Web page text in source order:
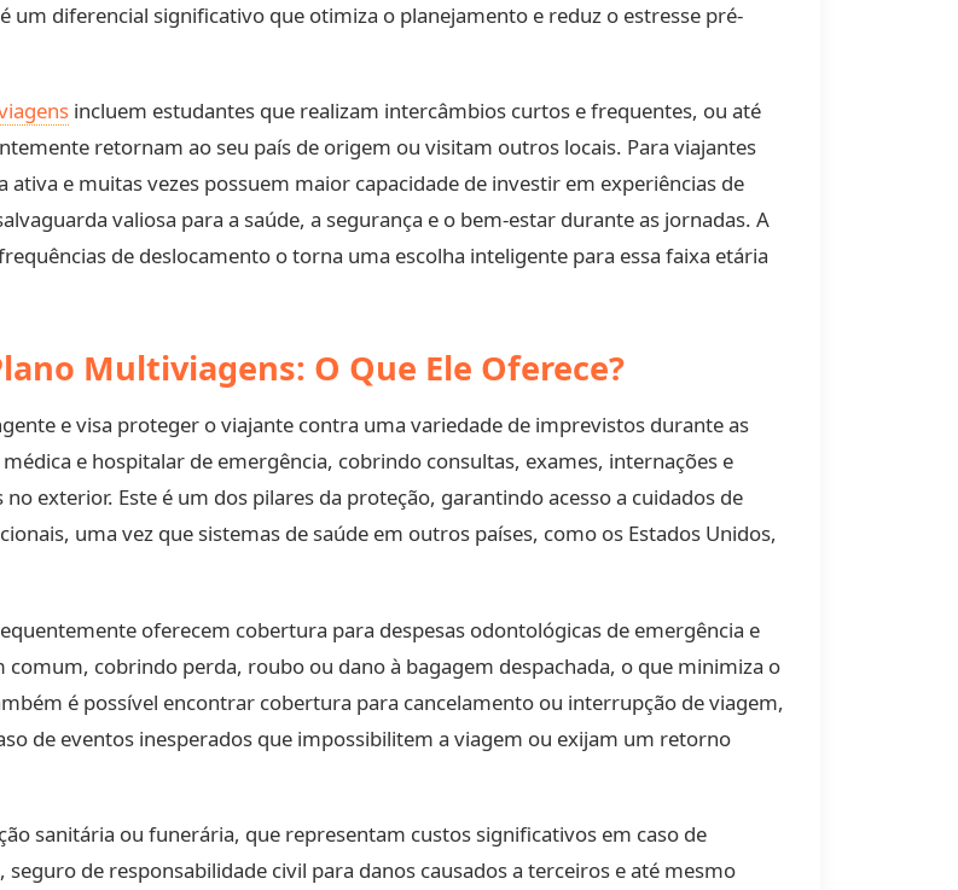
um diferencial significativo que otimiza o planejamento e reduz o estresse pré-
incluem estudantes que realizam intercâmbios curtos e frequentes, ou até
retornam ao seu país de origem ou visitam outros locais. Para viajantes
e muitas vezes possuem maior capacidade de investir em experiências de
valiosa para a saúde, a segurança e o bem-estar durante as jornadas. A
de deslocamento o torna uma escolha inteligente para essa faixa etária
Multiviagens: O Que Ele Oferece?
e visa proteger o viajante contra uma variedade de imprevistos durante as
e hospitalar de emergência, cobrindo consultas, exames, internações e
exterior. Este é um dos pilares da proteção, garantindo acesso a cuidados de
uma vez que sistemas de saúde em outros países, como os Estados Unidos,
oferecem cobertura para despesas odontológicas de emergência e
cobrindo perda, roubo ou dano à bagagem despachada, o que minimiza o
é possível encontrar cobertura para cancelamento ou interrupção de viagem,
de eventos inesperados que impossibilitem a viagem ou exijam um retorno
sanitária ou funerária, que representam custos significativos em caso de
de responsabilidade civil para danos causados a terceiros e até mesmo